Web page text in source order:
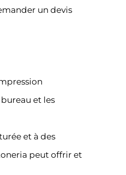
un devis
et les
et à des
peut offrir et